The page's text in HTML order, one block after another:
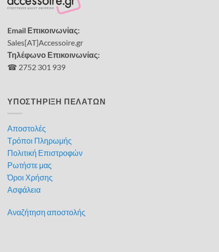
Email Επικοινωνίας:
Sales[AT]Accessoire.gr
Τηλέφωνο Επικοινωνίας:
☎ 2752 301 939
ΥΠΟΣΤΗΡΙΞΗ ΠΕΛΑΤΩΝ
Αποστολές
Τρόποι Πληρωμής
Πολιτική Επιστροφών
Ρωτήστε μας
Όροι Χρήσης
Ασφάλεια
Αναζήτηση αποστολής